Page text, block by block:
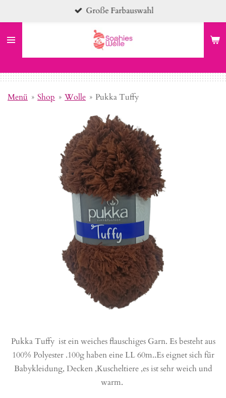
Hauptinhalt
springen
Große Farbauswahl
Menü » Shop » Wolle » Pukka Tuffy
Pukka Tuffy ist ein weiches flauschiges Garn. Es besteht aus
100% Polyester .100g haben eine LL 60m..Es eignet sich für
Babykleidung, Decken ,Kuscheltiere ,es ist sehr weich und
warm.